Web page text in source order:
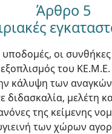
Άρθρο 5
υποδομές, οι συνθήκες
του ΚΕ.Μ.Ε.
κάλυψη των
μελέτη
της κείμενης
των χώρων